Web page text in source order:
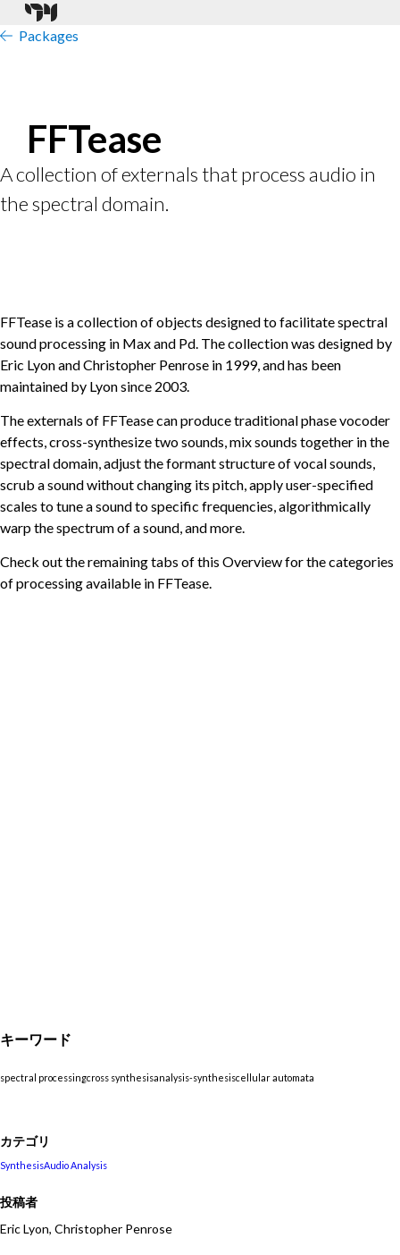
Packages
FFTease
A collection of externals that process audio in
the spectral domain.
FFTease is a collection of objects designed to facilitate spectral
sound processing in Max and Pd. The collection was designed by
Eric Lyon and Christopher Penrose in 1999, and has been
maintained by Lyon since 2003.
The externals of FFTease can produce traditional phase vocoder
effects, cross-synthesize two sounds, mix sounds together in the
spectral domain, adjust the formant structure of vocal sounds,
scrub a sound without changing its pitch, apply user-specified
scales to tune a sound to specific frequencies, algorithmically
warp the spectrum of a sound, and more.
Check out the remaining tabs of this Overview for the categories
of processing available in FFTease.
キーワード
spectral processingcross synthesisanalysis-synthesiscellular automata
カテゴリ
SynthesisAudio Analysis
投稿者
Eric Lyon, Christopher Penrose